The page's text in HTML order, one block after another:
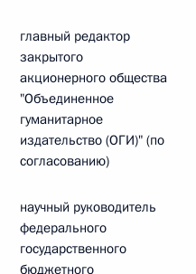
главный редактор
закрытого
акционерного общества
"Объединенное
гуманитарное
издательство (ОГИ)" (по
согласованию)
научный руководитель
федерального
государственного
бюджетного